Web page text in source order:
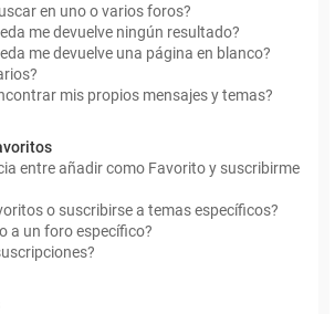
en uno o varios foros?
me devuelve ningún resultado?
me devuelve una página en blanco?
mis propios mensajes y temas?
entre añadir como Favorito y suscribirme
o suscribirse a temas específicos?
a un foro específico?